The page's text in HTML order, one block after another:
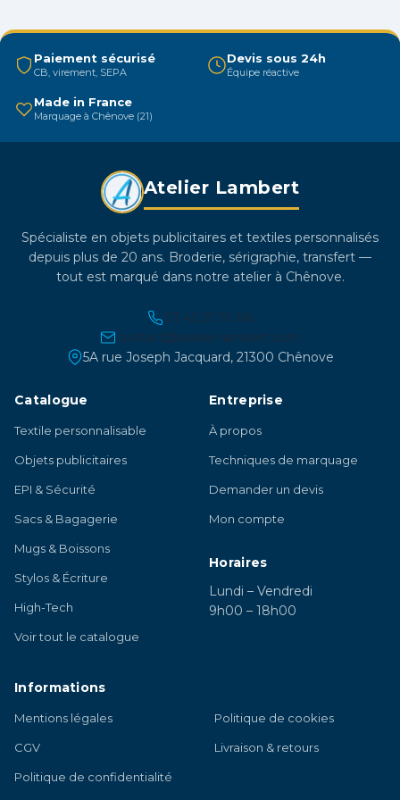
peuvent
être
choisies
page
produit
Paiement sécurisé
CB, virement, SEPA
Devis sous 24h
Équipe réactive
Made in France
Marquage à Chênove (21)
Atelier Lambert
Spécialiste en objets publicitaires et textiles personnalisés
depuis plus de 20 ans. Broderie, sérigraphie, transfert —
tout est marqué dans notre atelier à Chênove.
03 45 21 30 86
contact@atelier-lambert.com
5A rue Joseph Jacquard, 21300 Chênove
Catalogue
Textile personnalisable
Objets publicitaires
EPI & Sécurité
Sacs & Bagagerie
Mugs & Boissons
Stylos & Écriture
High-Tech
Voir tout le catalogue
Entreprise
À propos
Techniques de marquage
Demander un devis
Mon compte
Horaires
Lundi – Vendredi
9h00 – 18h00
Informations
Mentions légales
CGV
Politique de confidentialité
Politique de cookies
Livraison & retours